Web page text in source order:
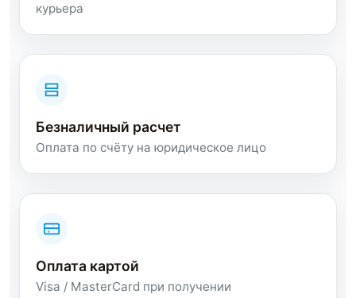
курьера
Безналичный расчет
Оплата по счёту на юридическое лицо
Оплата картой
Visa / MasterCard при получении